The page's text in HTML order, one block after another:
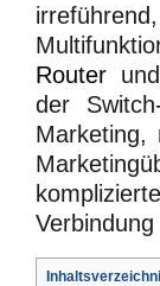
Router
der